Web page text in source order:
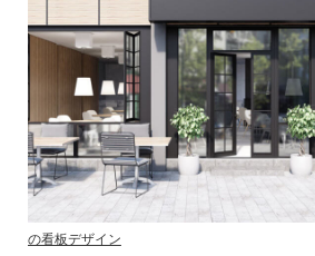
の看板デザイン